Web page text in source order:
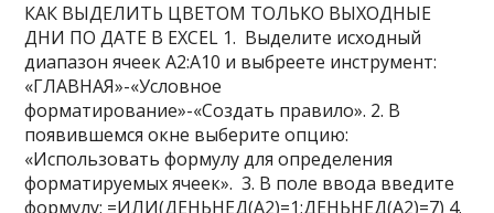
КАК ВЫДЕЛИТЬ ЦВЕТОМ ТОЛЬКО ВЫХОДНЫЕ
ДНИ ПО ДАТЕ В EXCEL 1. Выделите исходный
диапазон ячеек A2:A10 и выбреете инструмент:
«ГЛАВНАЯ»-«Условное
форматирование»-«Создать правило». 2. В
появившемся окне выберите опцию:
«Использовать формулу для определения
форматируемых ячеек». 3. В поле ввода введите
формулу: =ИЛИ(ДЕНЬНЕД(A2)=1;ДЕНЬНЕД(A2)=7) 4.